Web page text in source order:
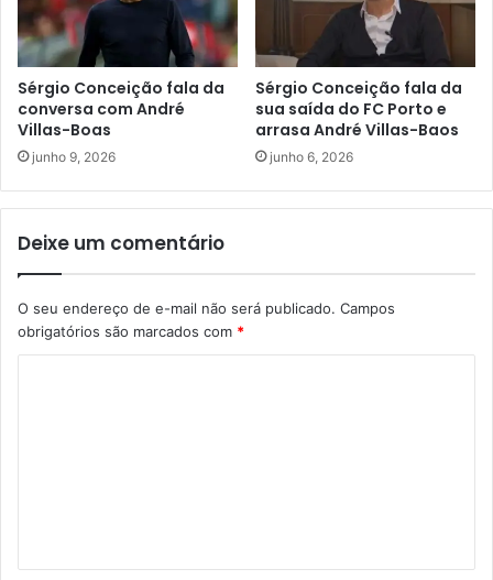
Sérgio Conceição fala da
conversa com André
Villas-Boas
junho 9, 2026
Sérgio Conceição fala da
sua saída do FC Porto e
arrasa André Villas-Baos
junho 6, 2026
Deixe um comentário
O seu endereço de e-mail não será publicado. Campos
obrigatórios são marcados com *
á